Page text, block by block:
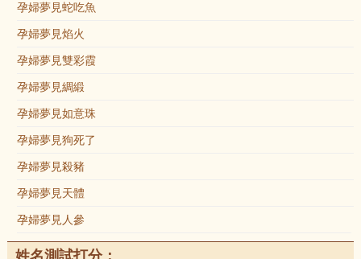
孕婦夢見蛇吃魚
孕婦夢見焰火
孕婦夢見雙彩霞
孕婦夢見綢緞
孕婦夢見如意珠
孕婦夢見狗死了
孕婦夢見殺豬
孕婦夢見天體
孕婦夢見人參
姓名測試打分：